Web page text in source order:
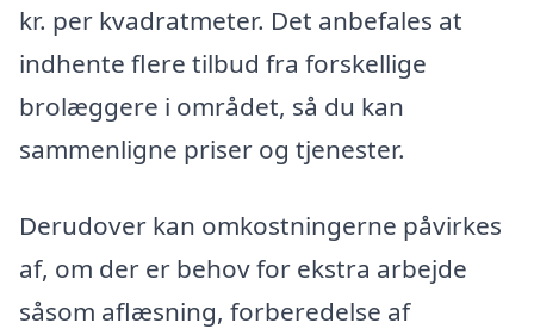
kr. per kvadratmeter. Det anbefales at
indhente flere tilbud fra forskellige
brolæggere i området, så du kan
sammenligne priser og tjenester.
Derudover kan omkostningerne påvirkes
af, om der er behov for ekstra arbejde
såsom aflæsning, forberedelse af